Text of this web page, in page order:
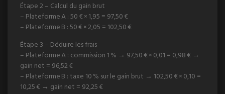
Étape 2 – Calcul du gain brut
– Plateforme A : 50 € × 1,95 = 97,50 €
– Plateforme B : 50 € × 2,05 = 102,50 €
Étape 3 – Déduire les frais
– Plateforme A : commission 1 % → 97,50 € × 0,01 = 0,98 € →
gain net = 96,52 €
– Plateforme B : taxe 10 % sur le gain brut → 102,50 € × 0,10 =
10,25 € → gain net = 92,25 €